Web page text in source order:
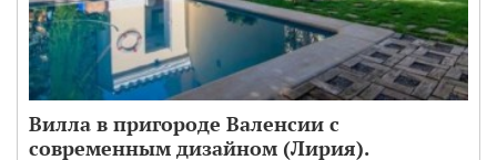
Вилла в пригороде Валенсии с
современным дизайном (Лирия).